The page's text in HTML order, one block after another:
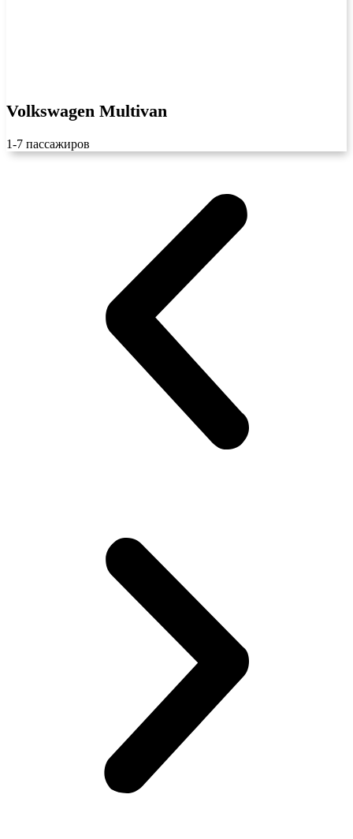
Volkswagen Multivan
1-7 пассажиров